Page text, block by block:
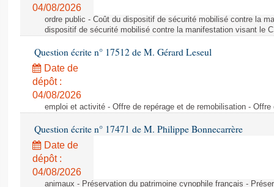
04/08/2026
ordre public - Coût du dispositif de sécurité mobilisé contre la
dispositif de sécurité mobilisé contre la manifestation visant le
Question écrite n° 17512 de M. Gérard Leseul
Date de
dépôt :
04/08/2026
emploi et activité - Offre de repérage et de remobilisation -
Question écrite n° 17471 de M. Philippe Bonnecarrère
Date de
dépôt :
04/08/2026
animaux - Préservation du patrimoine cynophile français -